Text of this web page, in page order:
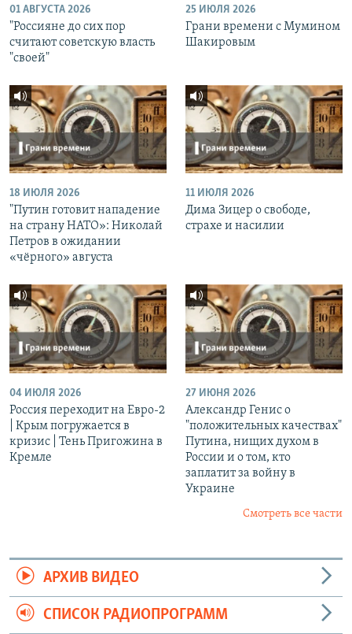
01 АВГУСТА 2026
"Россияне до сих пор
считают советскую власть
"своей"
25 ИЮЛЯ 2026
Грани времени с Мумином
Шакировым
18 ИЮЛЯ 2026
"Путин готовит нападение
на страну НАТО»: Николай
Петров в ожидании
«чёрного» августа
11 ИЮЛЯ 2026
Дима Зицер о свободе,
страхе и насилии
04 ИЮЛЯ 2026
Россия переходит на Евро-2
| Крым погружается в
кризис | Тень Пригожина в
Кремле
27 ИЮНЯ 2026
Александр Генис о
"положительных качествах"
Путина, нищих духом в
России и о том, кто
заплатит за войну в
Украине
Смотреть все части
АРХИВ ВИДЕО
СПИСОК РАДИОПРОГРАММ